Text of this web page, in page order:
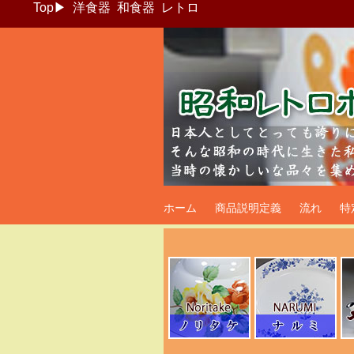
Top▶ 洋食器 和食器 レトロ
昭和レトロポッ
ホーム 商品説明定義 流れ 特